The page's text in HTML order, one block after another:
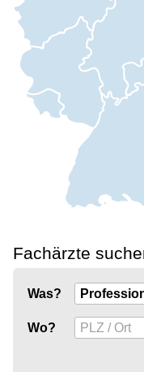
Fachärzte
Was?
Wo?